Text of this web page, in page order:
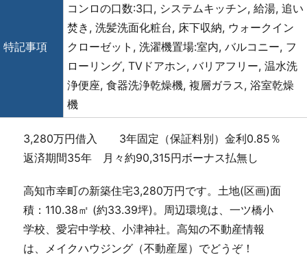
特記事項
コンロの口数:3口, システムキッチン, 給湯, 追い
焚き, 洗髪洗面化粧台, 床下収納, ウォークイン
クローゼット, 洗濯機置場:室内, バルコニー, フ
ローリング, TVドアホン, バリアフリー, 温水洗
浄便座, 食器洗浄乾燥機, 複層ガラス, 浴室乾燥
機
3,280万円借入 3年固定（保証料別）金利0.85％
返済期間35年 月々約90,315円ボーナス払無し
高知市幸町の新築住宅3,280万円です。土地(区画)面
積：110.38㎡ (約33.39坪)。周辺環境は、一ツ橋小
学校、愛宕中学校、小津神社。高知の不動産情報
は、メイクハウジング（不動産屋）でどうぞ！